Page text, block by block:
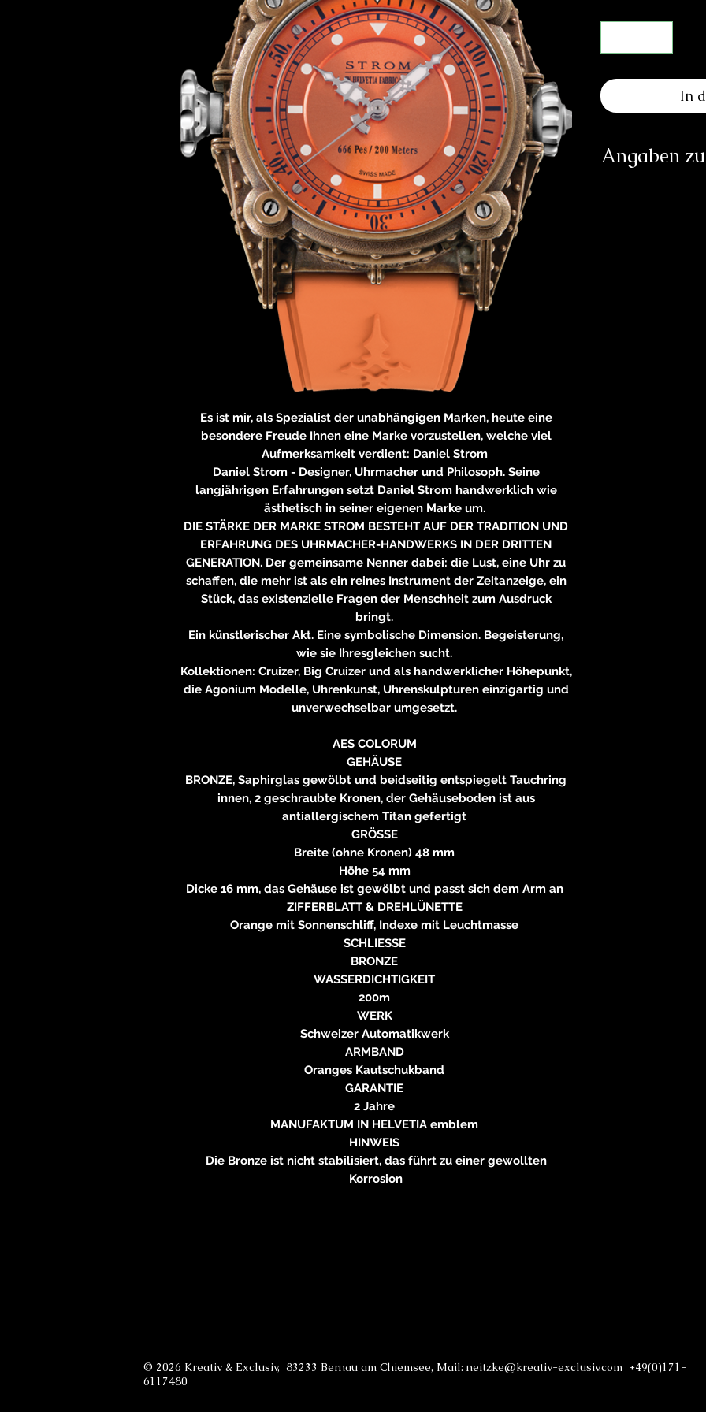
Es ist mir, als Spezialist der unabhängigen Marken, heute eine
besondere Freude Ihnen eine Marke vorzustellen, welche viel
Aufmerksamkeit verdient: Daniel Strom
Daniel Strom - Designer, Uhrmacher und Philosoph. Seine
langjährigen Erfahrungen setzt Daniel Strom handwerklich wie
ästhetisch in seiner eigenen Marke um.
DIE STÄRKE DER MARKE STROM BESTEHT AUF DER TRADITION UND
ERFAHRUNG DES UHRMACHER-HANDWERKS IN DER DRITTEN
GENERATION. Der gemeinsame Nenner dabei: die Lust, eine Uhr zu
schaffen, die mehr ist als ein reines Instrument der Zeitanzeige, ein
Stück, das existenzielle Fragen der Menschheit zum Ausdruck
bringt.
Ein künstlerischer Akt. Eine symbolische Dimension. Begeisterung,
wie sie Ihresgleichen sucht.
Kollektionen: Cruizer, Big Cruizer und als handwerklicher Höhepunkt,
die Agonium Modelle, Uhrenkunst, Uhrenskulpturen einzigartig und
unverwechselbar umgesetzt.
AES COLORUM
GEHÄUSE
BRONZE, Saphirglas gewölbt und beidseitig entspiegelt Tauchring
innen, 2 geschraubte Kronen, der Gehäuseboden ist aus
antiallergischem Titan gefertigt
GRÖSSE
Breite (ohne Kronen) 48 mm
Höhe 54 mm
Dicke 16 mm, das Gehäuse ist gewölbt und passt sich dem Arm an
ZIFFERBLATT & DREHLÜNETTE
Orange mit Sonnenschliff, Indexe mit Leuchtmasse
SCHLIESSE
BRONZE
WASSERDICHTIGKEIT
200m
WERK
Schweizer Automatikwerk
ARMBAND
Oranges Kautschukband
GARANTIE
2 Jahre
MANUFAKTUM IN HELVETIA emblem
HINWEIS
Die Bronze ist nicht stabilisiert, das führt zu einer gewollten
Korrosion
In
Angaben
© 2026 Kreativ & Exclusiv, 83233 Bernau am Chiemsee, Mail: neitzke@kreativ-exclusiv.com +49(0)171-
6117480